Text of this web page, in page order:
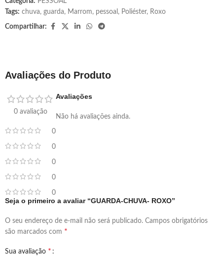
Tags: chuva, guarda, Marrom, pessoal , Poliéster, Roxo
Compartilhar:
Avaliações do Produto
0 avaliação
0
0
0
0
0
Avaliações
Não há avaliações ainda.
Seja o primeiro a avaliar “GUARDA-CHUVA- ROXO”
O seu endereço de e-mail não será publicado. Campos obrigatórios
são marcados com *
Sua avaliação *